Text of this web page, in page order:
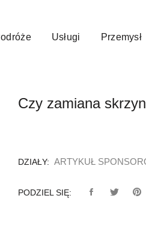
www. Żaden z wpisów nie
Usługi Przemysł
Czy zamiana
DZIAŁY: ARTYKUŁ
PODZIEL SIĘ: